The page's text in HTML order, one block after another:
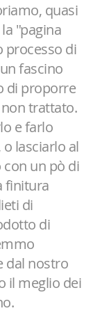
quasi
"pagina
processo di
fascino
di proporre
trattato.
e farlo
lasciarlo al
un pò di
finitura
di
di
dal nostro
il meglio dei